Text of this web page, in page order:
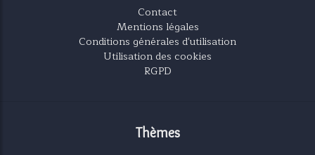
Contact
Mentions légales
Conditions générales d'utilisation
Utilisation des cookies
RGPD
Thèmes